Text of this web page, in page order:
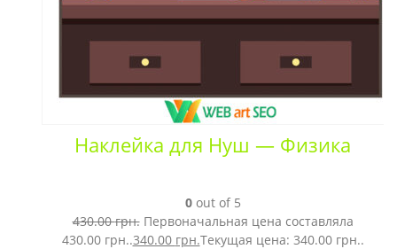
Наклейка для Нуш — Физика
0out of 5
430.00грн. Первоначальная цена составляла
430.00 грн..340.00 грн.Текущая цена: 340.00 грн..